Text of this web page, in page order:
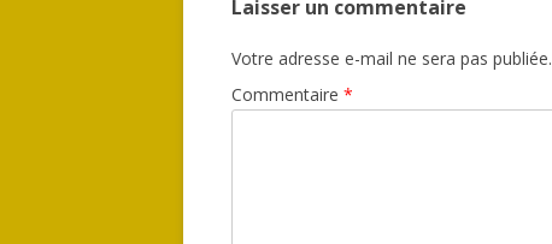
Laisser un commentaire
Votre adresse e-mail ne sera pas publiée.
Commentaire *